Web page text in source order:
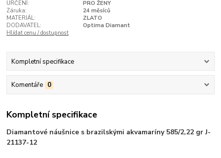
URČENÍ:
PRO ŽENY
Záruka:
24 měsíců
MATERIÁL:
ZLATO
DODAVATEL:
Optima Diamant
Hlídat cenu / dostupnost
Kompletní specifikace
Komentáře 0
Kompletní specifikace
Diamantové náušnice s brazilskými akvamaríny 585/2,22 gr J-
21137-12